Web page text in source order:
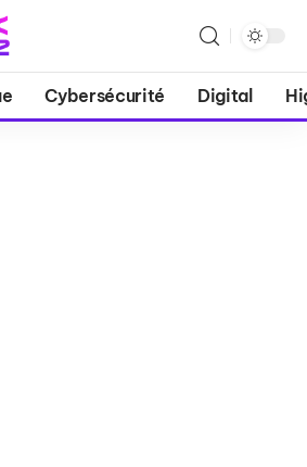
Cybersécurité Digital